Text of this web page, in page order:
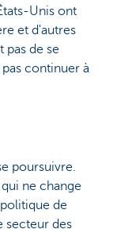
Unis ont
et d'autres
pas de se
continuer à
poursuivre.
ne change
de
secteur des